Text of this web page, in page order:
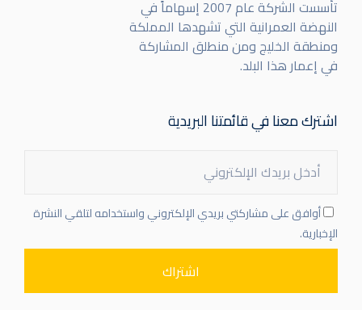
تأسست الشركة عام 2007 إسهاماً في
النهضة العمرانية التي تشهدها المملكة
ومنطقة الخليج ومن منطلق المشاركة
في إعمار هذا البلد.
اشترك معنا في قائمتنا البريدية
أوافق على مشاركتي بريدي الإلكتروني واستخدامه لتلقي النشرة
الإخبارية.